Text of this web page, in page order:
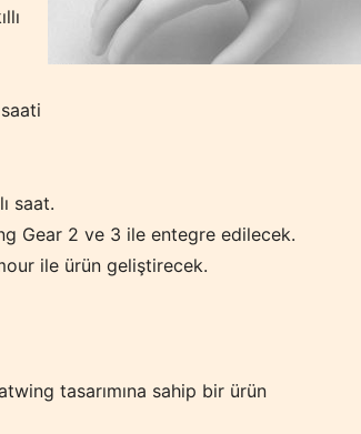
saat.
Gear 2 ve 3 ile entegre edilecek.
ile ürün geliştirecek.
tasarımına sahip bir ürün